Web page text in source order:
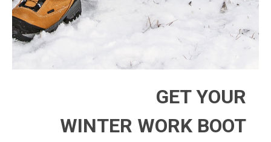
GET YOUR
WINTER WORK BOOT